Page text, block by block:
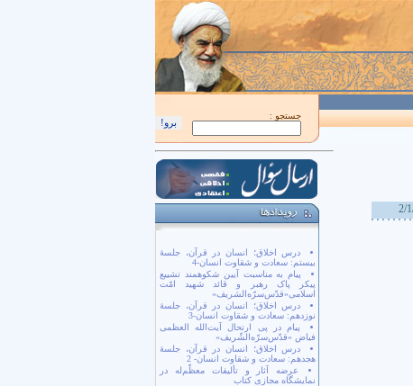
جستجو :
درس اخلاق؛ انسان در قرآن، جلسۀ
بیستم: سعادت و شقاوت انسان-4
پیام به مناسبت آیین شکوهمند تشییع
پیکر پاک رهبر و قائد شهید امّت
اسلامی«قدّس‌سرّه‌الشریف»
درس اخلاق؛ انسان در قرآن، جلسۀ
نوزدهم: سعادت و شقاوت انسان-3
پیام در پی ارتحال آیت‌الله العظمی
فیاض «قدّس‌سرّه‌الشّریف»
درس اخلاق؛ انسان در قرآن، جلسۀ
هجدهم: سعادت و شقاوت انسان- 2
عرضه آثار و تألیفات معظّم‌له در
نمایشگاه مجازی کتاب